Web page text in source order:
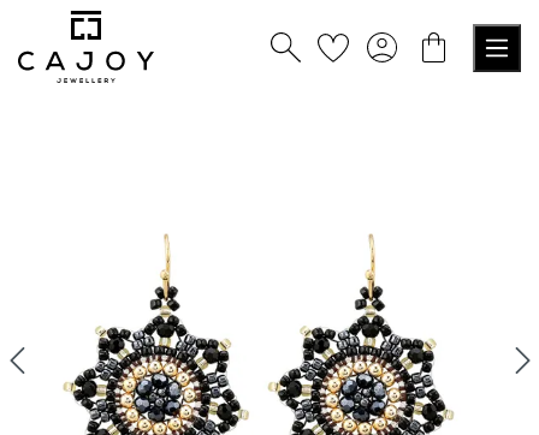
springen